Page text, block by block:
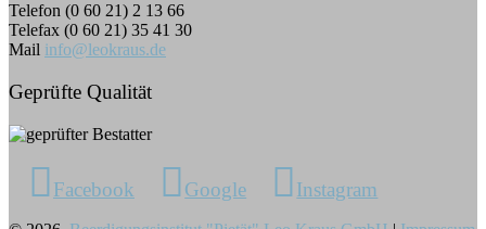
Telefon (0 60 21) 2 13 66
Telefax (0 60 21) 35 41 30
Mail info@leokraus.de
Geprüfte Qualität
Facebook Google Instagram